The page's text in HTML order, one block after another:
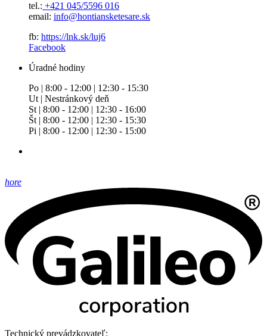
tel.: +421 045/5596 016
email: info@hontiansketesare.sk
fb: https://lnk.sk/luj6
Facebook
Úradné hodiny
Po | 8:00 - 12:00 | 12:30 - 15:30
Ut | Nestránkový deň
St | 8:00 - 12:00 | 12:30 - 16:00
Št | 8:00 - 12:00 | 12:30 - 15:30
Pi | 8:00 - 12:00 | 12:30 - 15:00
hore
Technický prevádzkovateľ: